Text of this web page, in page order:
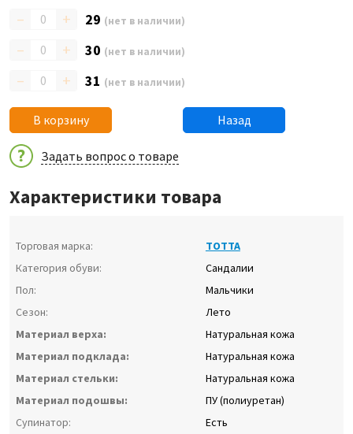
– + 29 (нет в наличии)
– + 30 (нет в наличии)
– + 31 (нет в наличии)
В корзину Назад
Задать вопрос о товаре
Характеристики товара
Торговая марка:
ТОТТА
Категория обуви:
Сандалии
Пол:
Мальчики
Сезон:
Лето
Материал верха:
Натуральная кожа
Материал подклада:
Натуральная кожа
Материал стельки:
Натуральная кожа
Материал подошвы:
ПУ (полиуретан)
Супинатор:
Есть